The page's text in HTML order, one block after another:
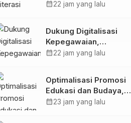
Belajar 2026
Kejahatan Love
calendar_month22 jam yang lalu
Dukung Digitalisasi
Kepegawaian,
DPMPTSP Sulbar Siap
calendar_month22 jam yang lalu
Optimalisasi Promosi
Edukasi dan Budaya,
Anjungan Provinsi
calendar_month23 jam yang lalu